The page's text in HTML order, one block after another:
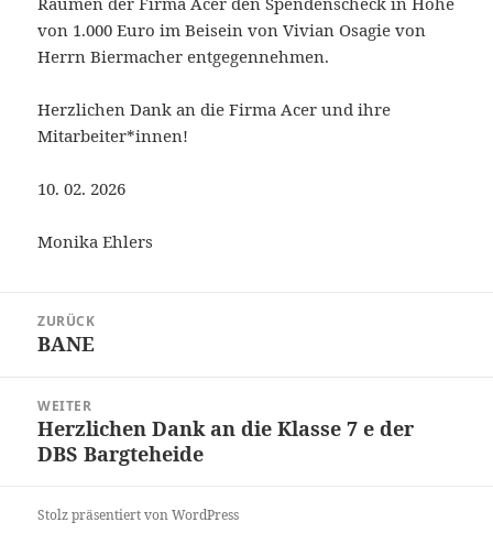
von 1.000 Euro im Beisein von Vivian Osagie von
Herrn Biermacher entgegennehmen.
Herzlichen Dank an die Firma Acer und ihre
Mitarbeiter*innen!
10. 02. 2026
Monika Ehlers
ZURÜCK
Vorheriger
BANE
WEITER
Nächster
Beitrag:
Herzlichen Dank an die Klasse 7 e der
DBS Bargteheide
Stolz präsentiert von WordPress